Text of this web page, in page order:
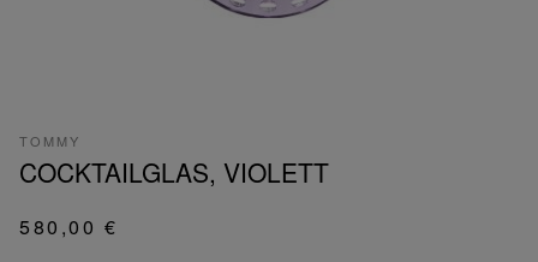
TOMMY
COCKTAILGLAS, VIOLETT
580,00 €